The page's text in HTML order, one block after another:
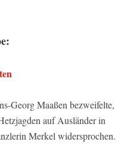
Georg Maaßen bezweifelte,
auf Ausländer in
Merkel widersprochen.